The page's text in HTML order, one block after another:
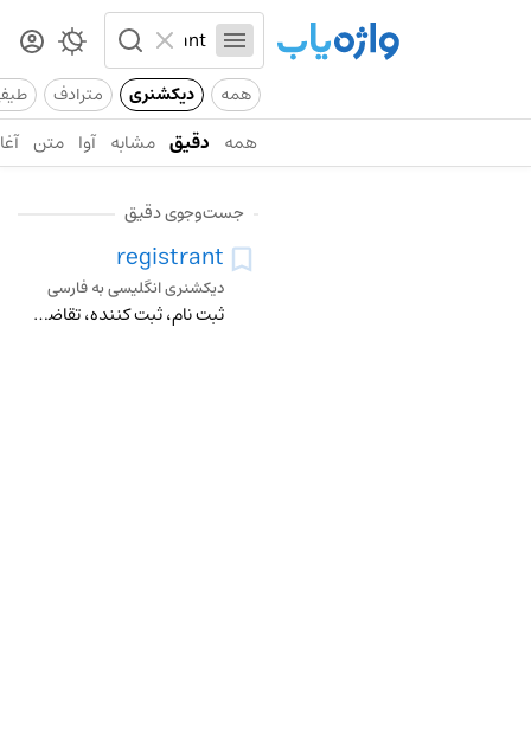
همه دیکشنری مترادف
همه دقیق مشابه آوا متن
جست‌وجوی دقیق
registrant
دیکشنری انگلیسی به فارسی
ثبت نام، ثبت کننده، تقاضا ثبت کننده